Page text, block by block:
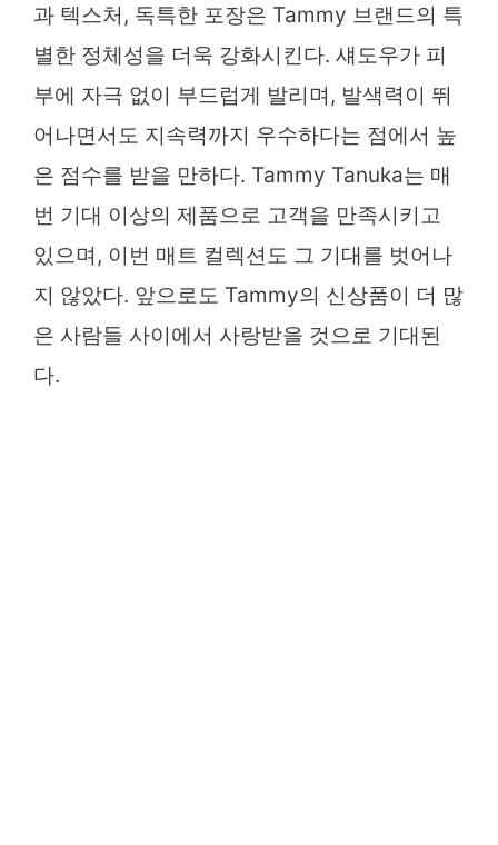
과 텍스처, 독특한 포장은 Tammy 브랜드의 특
별한 정체성을 더욱 강화시킨다. 섀도우가 피
부에 자극 없이 부드럽게 발리며, 발색력이 뛰
어나면서도 지속력까지 우수하다는 점에서 높
은 점수를 받을 만하다. Tammy Tanuka는 매
번 기대 이상의 제품으로 고객을 만족시키고
있으며, 이번 매트 컬렉션도 그 기대를 벗어나
지 않았다. 앞으로도 Tammy의 신상품이 더 많
은 사람들 사이에서 사랑받을 것으로 기대된
다.